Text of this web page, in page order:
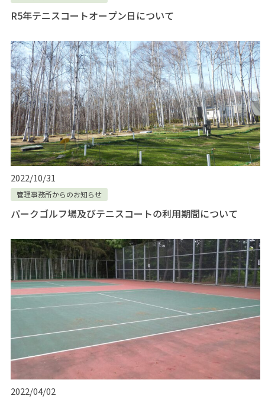
R5年テニスコートオープン日について
2022/10/31
管理事務所からのお知らせ
パークゴルフ場及びテニスコートの利用期間について
2022/04/02